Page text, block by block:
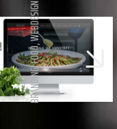
BRANDING
,
FOOD
,
WEBDESIGN